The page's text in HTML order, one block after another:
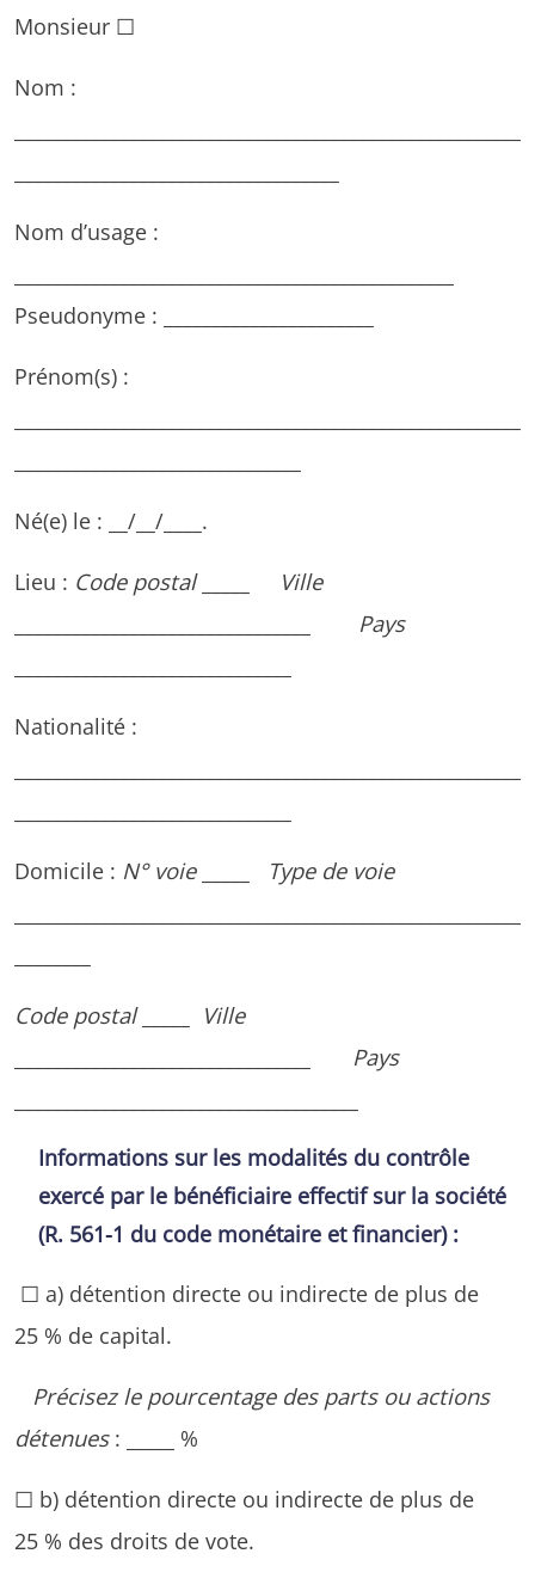
Monsieur ☐
Nom :
Nom d’usage :
Pseudonyme : ______________________
Prénom(s) :
Né(e) le : __/__/____.
Lieu : Code postal_____
Ville
Pays
Nationalité :
Domicile : N° voie_____
Type de voie
Code postal_____
Ville
Pays
Informations sur les modalités du contrôle
exercé par le bénéficiaire effectif sur la société
(R. 561-1 du code monétaire et financier) :
☐ a) détention directe ou indirecte de plus de
25 % de capital.
Précisez le pourcentage des parts ou actions
détenues: _____ %
☐ b) détention directe ou indirecte de plus de
25 % des droits de vote.